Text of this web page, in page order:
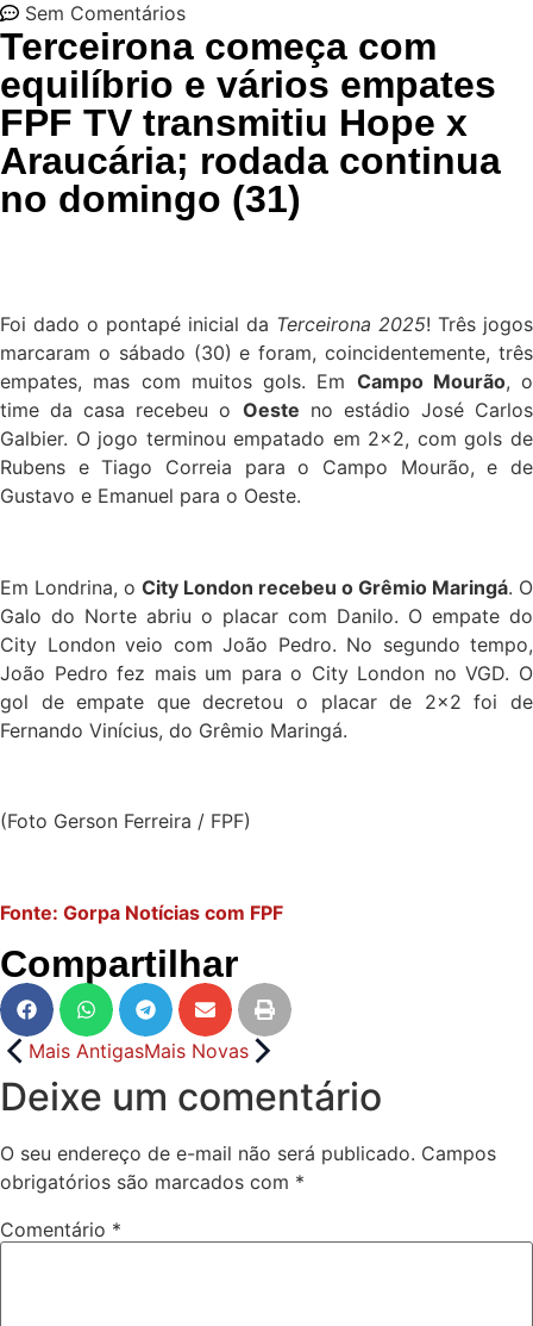
Sem Comentários
Terceirona começa com
equilíbrio e vários empates
FPF TV transmitiu Hope x
Araucária; rodada continua
no domingo (31)
Foi dado o pontapé inicial da Terceirona 2025! Três jogos
marcaram o sábado (30) e foram, coincidentemente, três
empates, mas com muitos gols. Em Campo Mourão, o
time da casa recebeu o Oeste no estádio José Carlos
Galbier. O jogo terminou empatado em 2×2, com gols de
Rubens e Tiago Correia para o Campo Mourão, e de
Gustavo e Emanuel para o Oeste.
Em Londrina, o City London recebeu o Grêmio Maringá. O
Galo do Norte abriu o placar com Danilo. O empate do
City London veio com João Pedro. No segundo tempo,
João Pedro fez mais um para o City London no VGD. O
gol de empate que decretou o placar de 2×2 foi de
Fernando Vinícius, do Grêmio Maringá.
(Foto Gerson Ferreira / FPF)
Fonte: Gorpa Notícias com FPF
Compartilhar
Mais AntigasMais Novas
Deixe um comentário
O seu endereço de e-mail não será publicado. Campos
obrigatórios são marcados com *
Comentário *